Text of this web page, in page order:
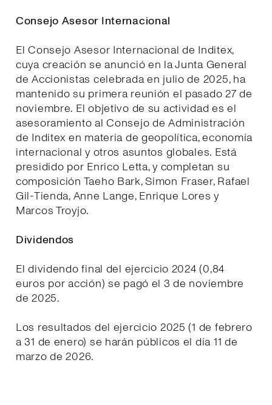
Consejo Asesor Internacional
El Consejo Asesor Internacional de Inditex,
cuya creación se anunció en la Junta General
de Accionistas celebrada en julio de 2025, ha
mantenido su primera reunión el pasado 27 de
noviembre. El objetivo de su actividad es el
asesoramiento al Consejo de Administración
de Inditex en materia de geopolítica, economía
internacional y otros asuntos globales. Está
presidido por Enrico Letta, y completan su
composición Taeho Bark, Simon Fraser, Rafael
Gil-Tienda, Anne Lange, Enrique Lores y
Marcos Troyjo.
Dividendos
El dividendo final del ejercicio 2024 (0,84
euros por acción) se pagó el 3 de noviembre
de 2025.
Los resultados del ejercicio 2025 (1 de febrero
a 31 de enero) se harán públicos el día 11 de
marzo de 2026.